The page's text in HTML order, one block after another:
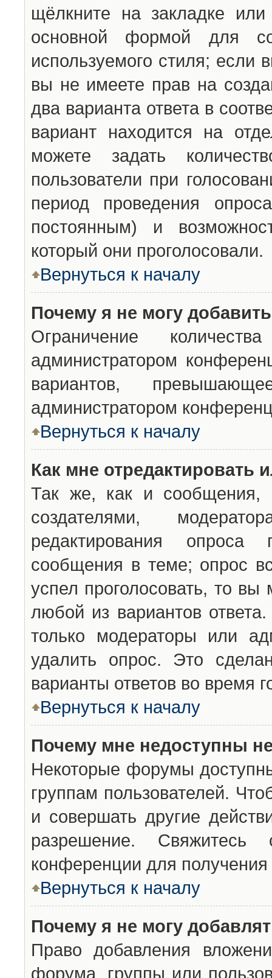
щёлкните на закладке
основной формой для
используемого стиля; если
вы не имеете прав на
два варианта ответа в
вариант находится на
можете задать
пользователи при
период проведения
постоянным) и
который они проголосовали.
Вернуться к началу
Почему я не могу
Ограничение
администратором
вариантов,
администратором
Вернуться к началу
Как мне отредактировать
Так же, как и сообщения,
создателями,
редактирования опроса
сообщения в теме; опрос
успел проголосовать, то вы
любой из вариантов
только модераторы или
удалить опрос. Это
варианты ответов во время
Вернуться к началу
Почему мне недоступны
Некоторые форумы
группам пользователей.
и совершать другие
разрешение. Свяжитесь
конференции для получения
Вернуться к началу
Почему я не могу
Право добавления
форума, группы или